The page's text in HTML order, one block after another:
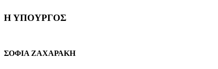
Η ΥΠΟΥΡΓΟΣ
ΣΟΦΙΑ ΖΑΧΑΡΑΚΗ